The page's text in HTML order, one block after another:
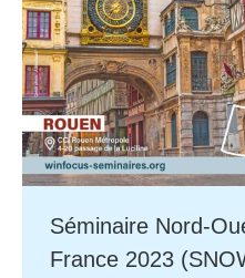
Séminaire Nord-
France 2023